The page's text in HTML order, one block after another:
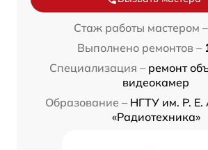
Стаж работы мастером –
Выполнено ремонтов –
Специализация – ремонт
видеокамер
Образование – НГТУ им. Р. Е.
«Радиотехника»